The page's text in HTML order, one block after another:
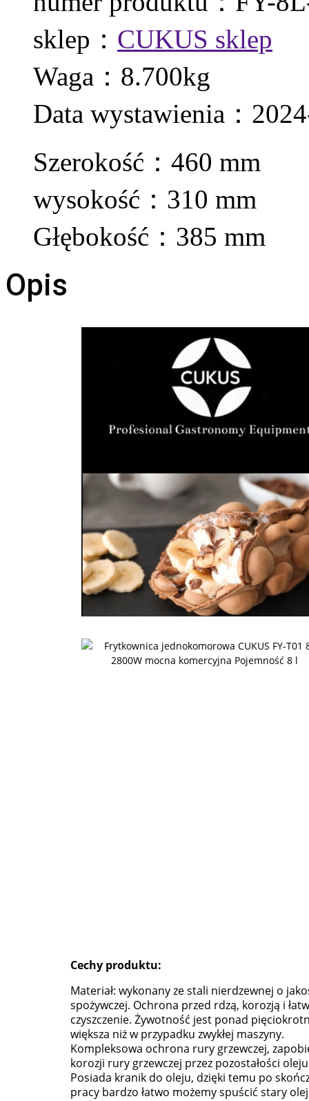
sklep： CUKUS sklep
Waga：8.700kg
Data wystawienia：
Szerokość：460 mm
wysokość：310 mm
Głębokość：385 mm
Opis
Cechy produktu:
Materiał: wykonany ze stali nierdzewnej o
spożywczej. Ochrona przed rdzą, korozją i
czyszczenie. Żywotność jest ponad
większa niż w przypadku zwykłej maszyny.
Kompleksowa ochrona rury grzewczej,
korozji rury grzewczej przez pozostałości
Posiada kranik do oleju, dzięki temu po
pracy bardzo łatwo możemy spuścić stary